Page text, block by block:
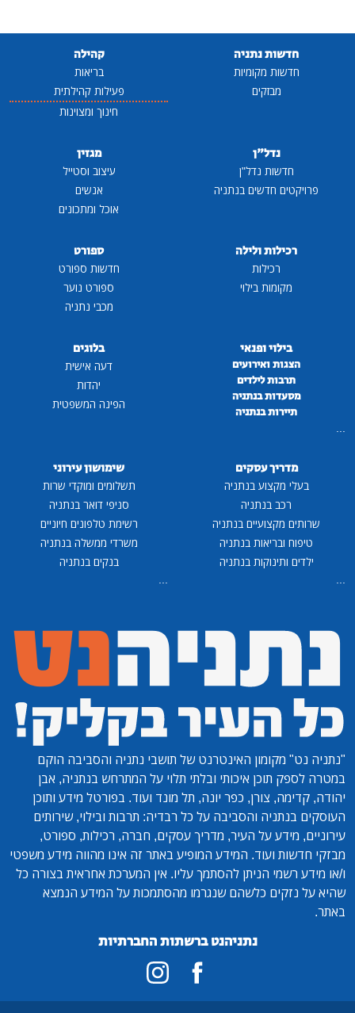
חדשות נתניה
חדשות מקומיות
מבזקים
קהילה
בריאות
פעילות קהילתית
חינוך ומצוינות
נדל"ן
חדשות נדל"ן
פרויקטים חדשים בנתניה
מגזין
עיצוב וסטייל
אנשים
אוכל ומתכונים
רכילות ולילה
רכילות
מקומות בילוי
ספורט
חדשות ספורט
ספורט נוער
מכבי נתניה
בילוי ופנאי
הצגות ואירועים
תרבות לילדים
מסעדות בנתניה
תיירות בנתניה
...
בלוגים
דעה אישית
יהדות
הפינה המשפטית
מדריך עסקים
בעלי מקצוע בנתניה
רכב בנתניה
שרותים מקצועיים בנתניה
טיפוח ובריאות בנתניה
ילדים ותינוקות בנתניה
...
שימושון עירוני
תשלומים ומוקדי שרות
סניפי דואר בנתניה
רשימת טלפונים חיוניים
משרדי ממשלה בנתניה
בנקים בנתניה
...
"נתניה נט" מקומון האינטרנט של תושבי נתניה והסביבה הוקם
במטרה לספק תוכן איכותי ובלתי תלוי על המתרחש בנתניה, אבן
יהודה, קדימה, צורן, כפר יונה, תל מונד ועוד. בפורטל מידע ותוכן
העוסקים בנתניה והסביבה על כל רבדיה: תרבות ובילוי, שירותים
עירוניים, מידע על העיר, מדריך עסקים, חברה, רכילות, ספורט,
מבזקי חדשות ועוד. המידע המופיע באתר זה אינו מהווה מידע משפטי
ו/או מידע רשמי הניתן להסתמך עליו. אין המערכת אחראית בצורה כל
שהיא על נזקים כלשהם שנגרמו מהסתמכות על המידע הנמצא
באתר.
נתניהנט ברשתות החברתיות